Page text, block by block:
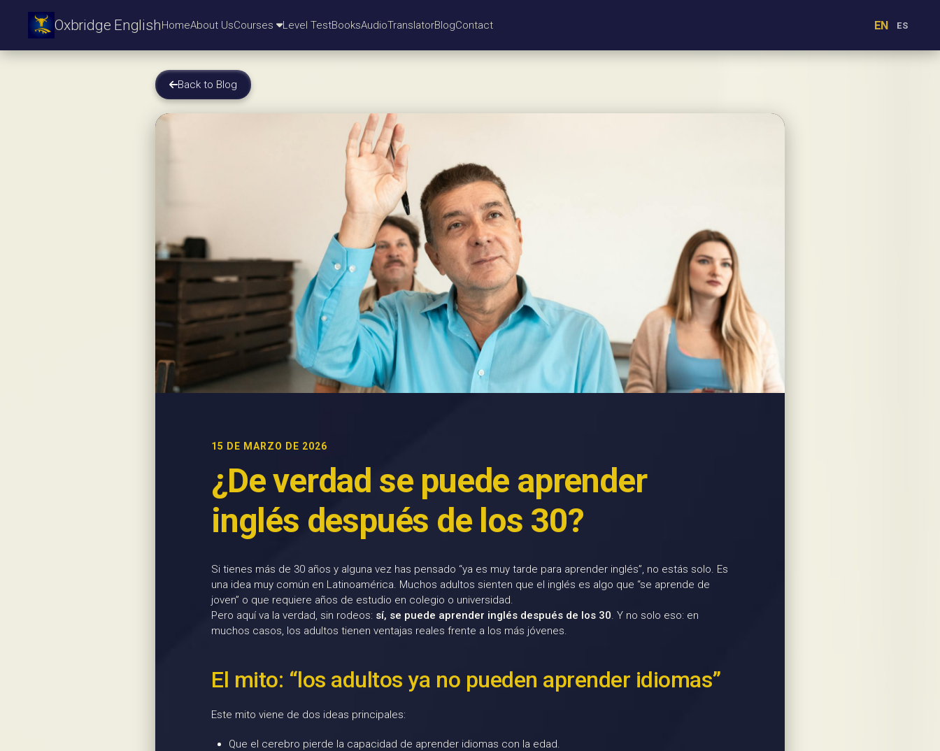
Oxbridge EnglishHomeAbout UsCourses Level TestBooksAudioTranslatorBlogContact EN ES
Back to Blog
15 DE MARZO DE 2026
¿De verdad se puede aprender
inglés después de los 30?
Si tienes más de 30 años y alguna vez has pensado “ya es muy tarde para aprender inglés”, no estás solo. Es
una idea muy común en Latinoamérica. Muchos adultos sienten que el inglés es algo que “se aprende de
joven” o que requiere años de estudio en colegio o universidad.
Pero aquí va la verdad, sin rodeos: sí, se puede aprender inglés después de los 30. Y no solo eso: en
muchos casos, los adultos tienen ventajas reales frente a los más jóvenes.
El mito: “los adultos ya no pueden aprender idiomas”
Este mito viene de dos ideas principales:
Que el cerebro pierde la capacidad de aprender idiomas con la edad.